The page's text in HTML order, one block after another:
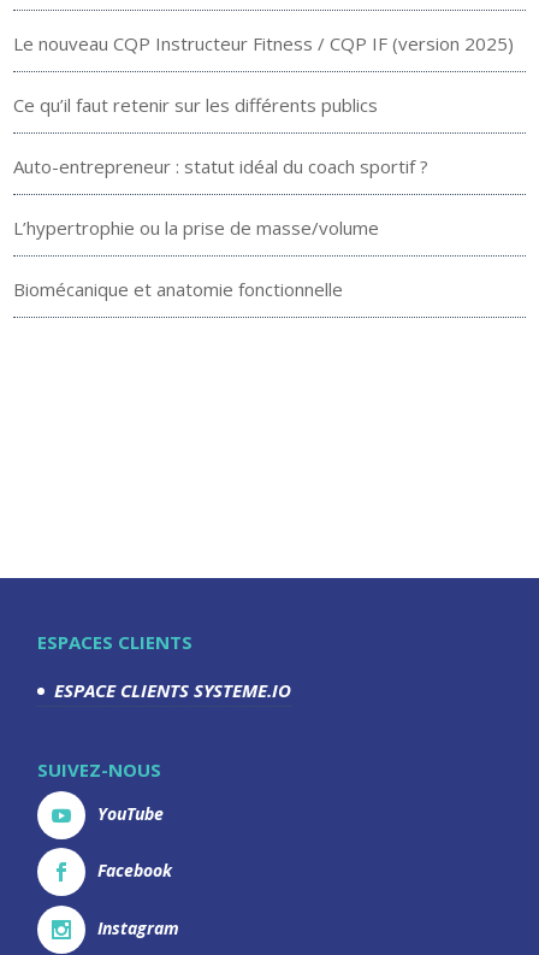
Le nouveau CQP Instructeur Fitness / CQP IF (version 2025)
Ce qu’il faut retenir sur les différents publics
Auto-entrepreneur : statut idéal du coach sportif ?
L’hypertrophie ou la prise de masse/volume
Biomécanique et anatomie fonctionnelle
ESPACES CLIENTS
ESPACE CLIENTS SYSTEME.IO
SUIVEZ-NOUS
YouTube
Facebook
Instagram